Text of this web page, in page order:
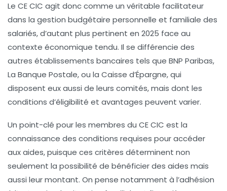
Le CE CIC agit donc comme un véritable facilitateur
dans la gestion budgétaire personnelle et familiale des
salariés, d’autant plus pertinent en 2025 face au
contexte économique tendu. Il se différencie des
autres établissements bancaires tels que BNP Paribas,
La Banque Postale, ou la Caisse d’Épargne, qui
disposent eux aussi de leurs comités, mais dont les
conditions d’éligibilité et avantages peuvent varier.
Un point-clé pour les membres du CE CIC est la
connaissance des conditions requises pour accéder
aux aides, puisque ces critères déterminent non
seulement la possibilité de bénéficier des aides mais
aussi leur montant. On pense notamment à l’adhésion